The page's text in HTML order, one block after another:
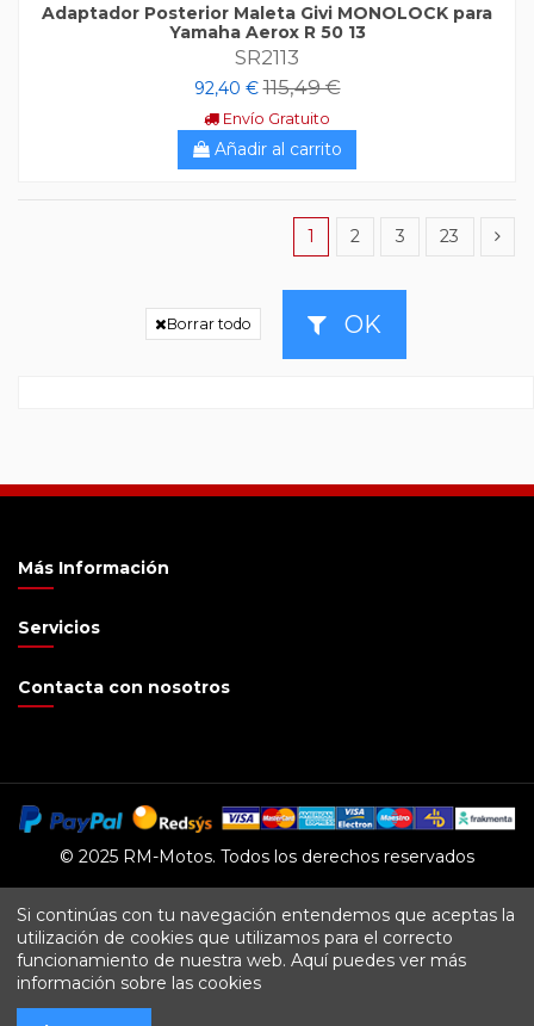
Adaptador Posterior Maleta Givi MONOLOCK para
Yamaha Aerox R 50 13
SR2113
92,40 € 115,49 €
Envío Gratuito
Añadir al carrito
1 2 3 23
Borrar todo OK
Más Información
Servicios
Contacta con nosotros
© 2025 RM-Motos. Todos los derechos reservados
Si continúas con tu navegación entendemos que aceptas la
utilización de cookies que utilizamos para el correcto
funcionamiento de nuestra web. Aquí puedes ver más
información sobre las cookies